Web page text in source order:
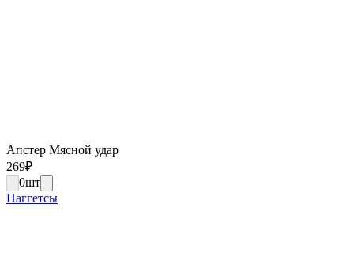
Апстер Мясной удар
269₽
0шт
Наггетсы